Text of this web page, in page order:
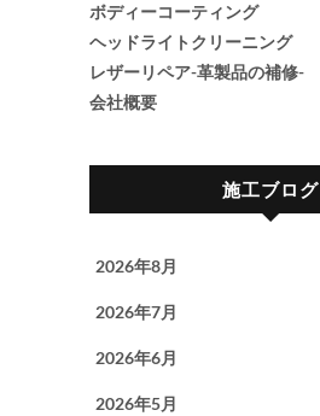
ボディーコーティング
ヘッドライトクリーニング
レザーリペア-革製品の補修-
会社概要
施工ブログ
2026年8月
2026年7月
2026年6月
2026年5月